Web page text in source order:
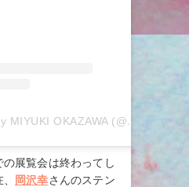
A post shared by MIYUKI OKAZAWA (@miyukiokazawa)
の展覧会は終わってし
岡沢幸さんのステン